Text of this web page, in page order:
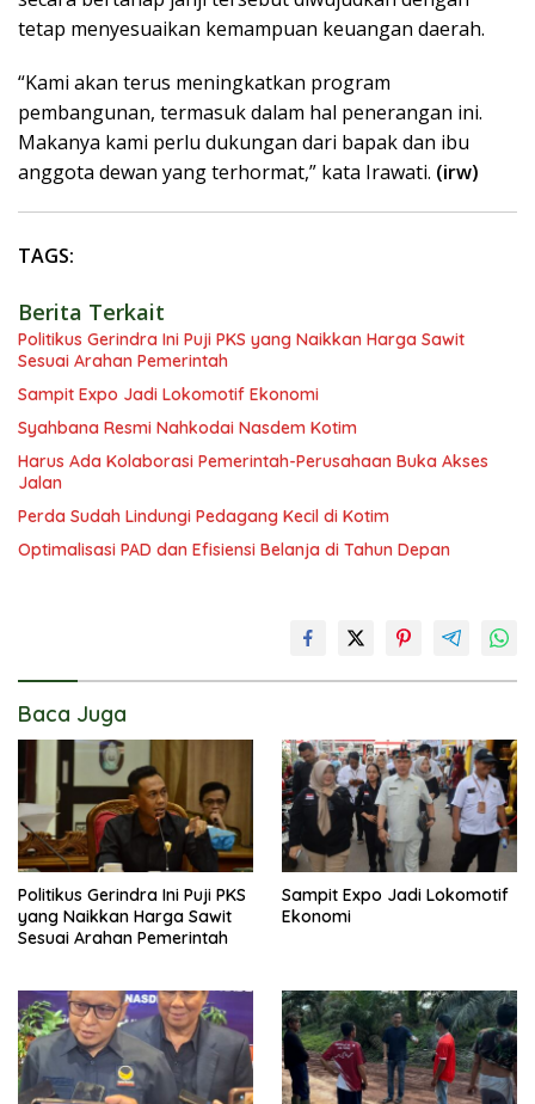
tetap menyesuaikan kemampuan keuangan daerah.
“Kami akan terus meningkatkan program
pembangunan, termasuk dalam hal penerangan ini.
Makanya kami perlu dukungan dari bapak dan ibu
anggota dewan yang terhormat,” kata Irawati. (irw)
TAGS:
Berita Terkait
Politikus Gerindra Ini Puji PKS yang Naikkan Harga Sawit
Sesuai Arahan Pemerintah
Sampit Expo Jadi Lokomotif Ekonomi
Syahbana Resmi Nahkodai Nasdem Kotim
Harus Ada Kolaborasi Pemerintah-Perusahaan Buka Akses
Jalan
Perda Sudah Lindungi Pedagang Kecil di Kotim
Optimalisasi PAD dan Efisiensi Belanja di Tahun Depan
Baca Juga
Politikus Gerindra Ini Puji PKS
yang Naikkan Harga Sawit
Sesuai Arahan Pemerintah
Sampit Expo Jadi Lokomotif
Ekonomi